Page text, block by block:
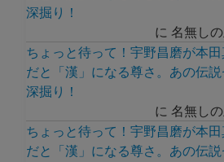
深掘り！
に 名無し
ちょっと待って！宇野昌磨が本
だと「漢」になる尊さ。あの伝説
深掘り！
に 名無し
ちょっと待って！宇野昌磨が本
だと「漢」になる尊さ。あの伝説